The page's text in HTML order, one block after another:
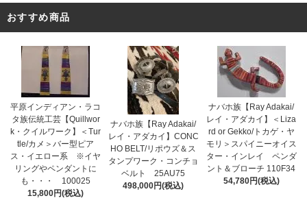
おすすめ商品
平原インディアン・ラコ
タ族伝統工芸【Quillwor
k・クイルワーク】＜Tur
tle/カメ＞バー型ピア
ス・イエロー系 ※イヤ
リングやペンダントに
も・・・ 100025
15,800円(税込)
ナバホ族【Ray Adakai/
レイ・アダカイ】CONC
HO BELT/リポウズ＆ス
タンプワーク・コンチョ
ベルト 25AU75
498,000円(税込)
ナバホ族【Ray Adakai/
レイ・アダカイ】＜Liza
rd or Gekko/トカゲ・ヤ
モリ＞スパイニーオイス
ター・インレイ ペンダ
ント＆ブローチ 110F34
54,780円(税込)